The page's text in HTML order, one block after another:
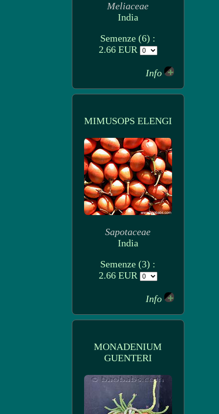
Meliaceae
India
Semenze (6) :
2.66 EUR
Info
MIMUSOPS ELENGI
Sapotaceae
India
Semenze (3) :
2.66 EUR
Info
MONADENIUM
GUENTERI